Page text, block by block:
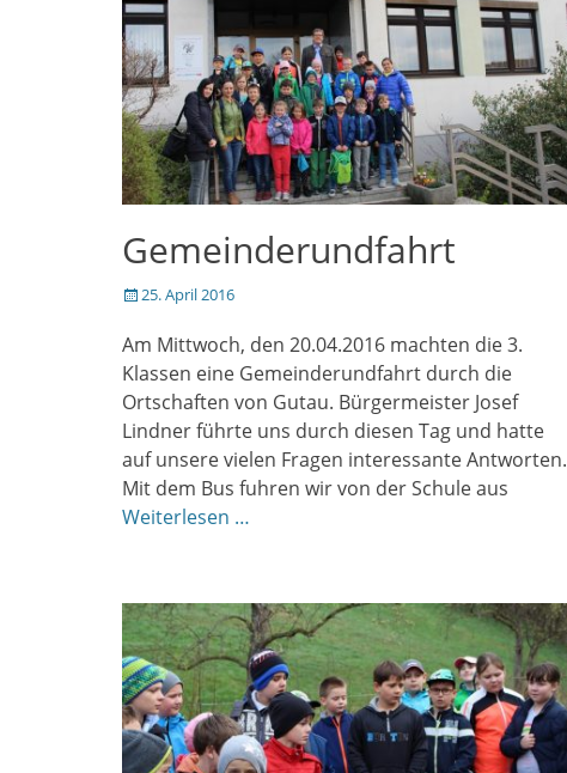
Gemeinderundfahrt
Veröffentlicht
25. April 2016
Am Mittwoch, den 20.04.2016 machten die 3.
Klassen eine Gemeinderundfahrt durch die
Ortschaften von Gutau. Bürgermeister Josef
Lindner führte uns durch diesen Tag und hatte
auf unsere vielen Fragen interessante Antworten.
Mit dem Bus fuhren wir von der Schule aus
Weiterlesen …